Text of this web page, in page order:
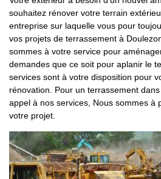
souhaitez rénover votre terrain
entreprise sur laquelle vous pour
vos projets de terrassement à
sommes à votre service pour
demandes que ce soit pour aplanir le
services sont à votre disposition pour
rénovation. Pour un terrassement
appel à nos services, Nous sommes à
votre projet.